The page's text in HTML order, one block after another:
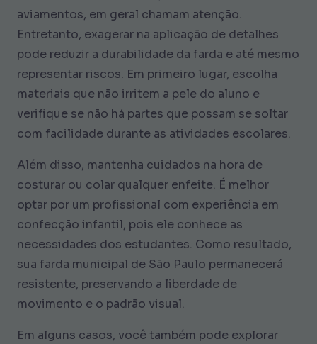
aviamentos, em geral chamam atenção.
Entretanto, exagerar na aplicação de detalhes
pode reduzir a durabilidade da farda e até mesmo
representar riscos. Em primeiro lugar, escolha
materiais que não irritem a pele do aluno e
verifique se não há partes que possam se soltar
com facilidade durante as atividades escolares.
Além disso, mantenha cuidados na hora de
costurar ou colar qualquer enfeite. É melhor
optar por um profissional com experiência em
confecção infantil, pois ele conhece as
necessidades dos estudantes. Como resultado,
sua farda municipal de São Paulo permanecerá
resistente, preservando a liberdade de
movimento e o padrão visual.
Em alguns casos, você também pode explorar